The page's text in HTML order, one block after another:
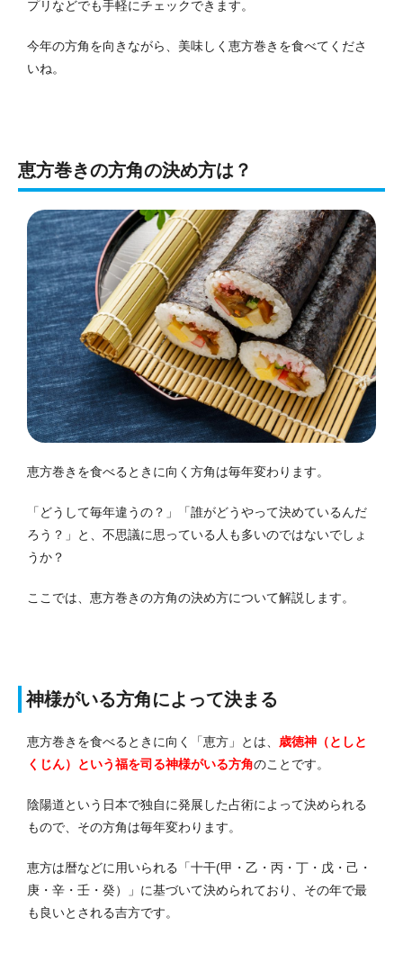
プリなどでも手軽にチェックできます。
今年の方角を向きながら、美味しく恵方巻きを食べてくださ
いね。
恵方巻きの方角の決め方は？
恵方巻きを食べるときに向く方角は毎年変わります。
「どうして毎年違うの？」「誰がどうやって決めているんだ
ろう？」と、不思議に思っている人も多いのではないでしょ
うか？
ここでは、恵方巻きの方角の決め方について解説します。
神様がいる方角によって決まる
恵方巻きを食べるときに向く「恵方」とは、 歳徳神（としと
くじん）という福を司る神様がいる方角のことです。
陰陽道という日本で独自に発展した占術によって決められる
もので、その方角は毎年変わります。
恵方は暦などに用いられる「十干(甲・乙・丙・丁・戊・己・
庚・辛・壬・癸）」に基づいて決められており、その年で最
も良いとされる吉方です。